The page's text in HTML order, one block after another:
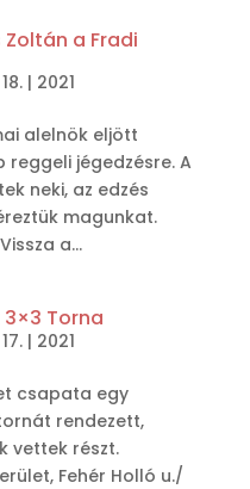
Zoltán a Fradi
| 2021
alelnök eljött
reggeli jégedzésre. A
neki, az edzés
magunkat.
a...
3×3 Torna
| 2021
csapata egy
rendezett,
vettek részt.
Fehér Holló u./